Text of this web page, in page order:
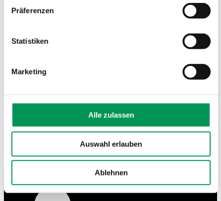
Präferenzen
Statistiken
Marketing
Alle zulassen
Auswahl erlauben
Ablehnen
Allee 1A
CH-6210 Sursee
Bison Deutschland GmbH
Europaallee 40
Anmeldung Newsletter